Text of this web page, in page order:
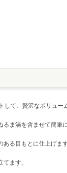
して、贅沢なボリュー
ま湯を含ませて簡単
る目もとに仕上げます
ます。